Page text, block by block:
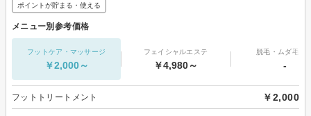
ポイントが貯まる・使える
メニュー別参考価格
フットケア・マッサージ
￥2,000～
フェイシャルエステ
￥4,980～
脱毛・ムダ毛処
-
フットトリートメント ￥2,000